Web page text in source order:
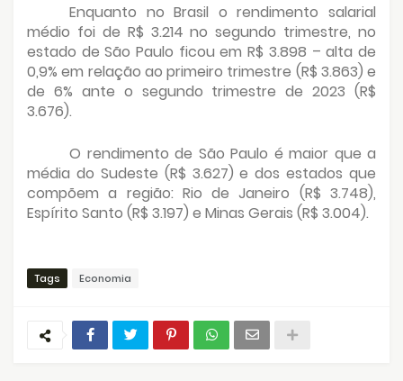
Enquanto no Brasil o rendimento salarial
médio foi de R$ 3.214 no segundo trimestre, no
estado de São Paulo ficou em R$ 3.898 – alta de
0,9% em relação ao primeiro trimestre (R$ 3.863) e
de 6% ante o segundo trimestre de 2023 (R$
3.676).
O rendimento de São Paulo é maior que a
média do Sudeste (R$ 3.627) e dos estados que
compõem a região: Rio de Janeiro (R$ 3.748),
Espírito Santo (R$ 3.197) e Minas Gerais (R$ 3.004).
Tags Economia